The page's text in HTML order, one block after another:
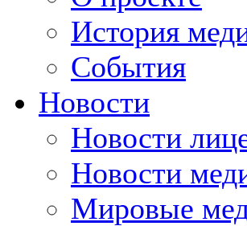
История
События
Новости
Новости
Новости
Мировые